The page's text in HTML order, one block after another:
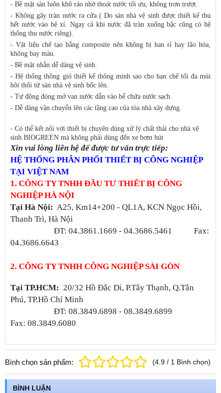
- Bề mặt sàn luôn khô ráo nhờ thoát nước tối ưu, không trơn trượt.
- Không gây tràn nước ra cửa ( Do sàn nhà vệ sinh được thiết kế thu
hết nước vào bệ xí. Ngay cả khi nước đã tràn xuống bậc cũng có hệ
thống thu nước riêng).
- Vật liệu chế tạo bằng composite nên không bị han rỉ hay lão hóa,
không bay màu.
- Bề mặt nhẵn dễ dàng vệ sinh.
- Hệ thống thông gió thiết kế thông minh sao cho hạn chế tối đa mùi
hôi thối từ sàn nhà vệ sinh bốc lên.
- Tự động đóng mở van nước dẫn vào bể chứa nước sạch.
- Dễ dàng vận chuyển lên các tầng cao của tòa nhà xây dựng.
- Có thể kết nối với thiết bị chuyên dùng xử lý chất thải cho nhà vệ
sinh BIOGREEN mà không phải dùng đến xe bơm hút
Xin vui lòng liên hệ để được tư vấn trực tiếp:
HỆ THỐNG PHÂN PHỐI THIẾT BỊ CÔNG NGHIỆP
TẠI VIỆT NAM
1. CÔNG TY TNHH ĐẦU TƯ THIẾT BỊ CÔNG
NGHIỆP HÀ NỘI
Tại Hà Nội: A25, Km14+200 - QL1A, KCN Ngọc Hồi,
Thanh Trì, Hà Nội
ĐT: 04.3861.1669 - 04.3686.5461 Fax:
04.3686.6643
2. CÔNG TY TNHH CÔNG NGHIỆP SÀI GÒN
Tại TP.HCM: 20/32 Hồ Đắc Di, P.Tây Thạnh, Q.Tân
Phú, TP.Hồ Chí Minh
ĐT: 08.3849.6898 - 08.3849.6899
Fax: 08.3849.6080
Bình chọn sản phẩm: (4.9 / 1 Bình chọn)
BÌNH LUẬN